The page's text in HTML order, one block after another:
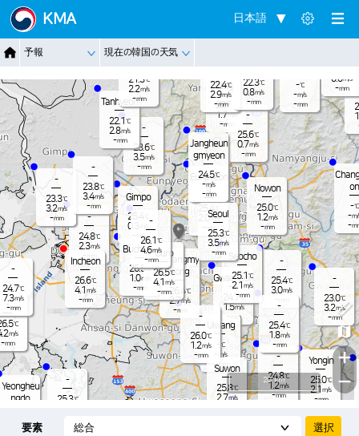
KMA 日本語
予報 現在の韓国の天気
-
℃
m/s
-mm
Yeongheu
ngdo
m/s
Yangju
22.5
1.7m/s
-mm
Gwacheon
24.7℃
1.5m/s
-mm
Yongin
25.0℃
2.1 m/s
-mm
-
23.0℃
3.2m/s
-mm
-
25.3℃
-
24.8℃
2.3m/s
-mm
-
23.6℃
3.5m/s
-mm
Pocheon
-℃
-m/s
-mm
-
23.3℃
3.2m/s
-mm
on
-℃
-m/
-
Tanhyeon
22.1 ℃
2.8m/s
-mm
- mm
21.1
0.0m/s
-mm
Uiwang
-℃
- m/s
-mm
Gimpo
25.4℃
0.3
-mm
Gwangmy
eong
26.4℃
2.7m/s
-mm
Bucheon
26.5℃
1.0m/s
-mm
-
23.8℃
3.4m/s
-mm
Guro
26.5℃
4.1 m/s
-mm
Eunpyeon
g
25.4℃
2.0m/s
-mm
Nowon
25.0℃
1.2m/s
-mm
-
25.4℃
3.0m/s
-mm
Seocho
25.1 ℃
2.1 m/s
-mm
-
25.6℃
0.7m/s
-mm
-
24.8℃
1.2m/s
-mm
-
26.0℃
1.2m/s
-mm
-
25.4℃
1.8m/s
-mm
Jangheun
gmyeon
24.5℃
-m/s
-mm
n
22.4℃
2.9m/s
-mm
22.2℃
3.2
-
-
24.7℃
7.3m/s
-mm
-
26.1 ℃
4.6m/s
-mm
Suwon
25.8℃
2.7m/s
Incheon
26.6℃
4.1 m/s
-mm
Seoul
25.3℃
3.5m/s
-mm
Paju
21.3℃
2.2m/s
-mm
22.3℃
0.8m/s
-mm
+
−
20 km
要素